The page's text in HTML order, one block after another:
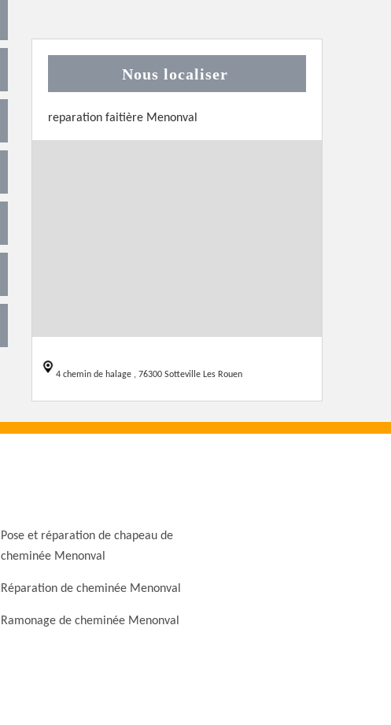
Nous localiser
reparation faitière Menonval
4 chemin de halage , 76300 Sotteville Les Rouen
Pose et réparation de chapeau de
cheminée Menonval
Réparation de cheminée Menonval
Ramonage de cheminée Menonval